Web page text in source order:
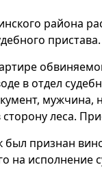
района
пристава.
в отдел
мужчина,
леса.
был признан
на исполнение